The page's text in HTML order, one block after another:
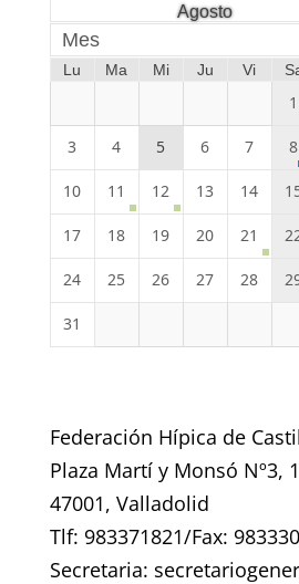
Agosto
Mes
Lu Ma Mi Ju Vi
1
3 4 5 6 7 8
10 11 12 13 14
17 18 19 20 21
24 25 26 27 28
31
Federación Hípica de
Plaza Martí y Monsó Nº3,
47001, Valladolid
Tlf: 983371821/Fax:
Secretaria: